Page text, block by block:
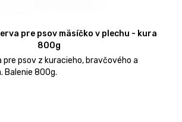
pre psov mäsíčko v plechu - kura
800g
pre psov z kuracieho, bravčového a
Balenie 800g.